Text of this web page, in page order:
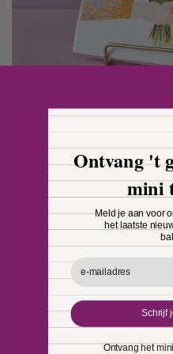
Alle accessoires
Originele
scoort
Ben je op zoek naar een
even anders is? Iets wat
Ontvang 't
mini
Meld je aan voor
het laatste
Email
Schrijf
Ontvang het mini